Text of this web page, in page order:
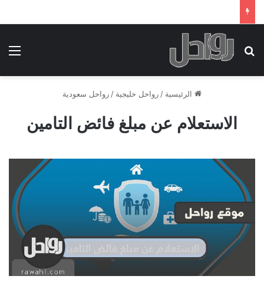
بحث عن
الرئيسية / رواحل خليجية / رواحل سعودية
الاستعلام عن مبلغ فائض التامين